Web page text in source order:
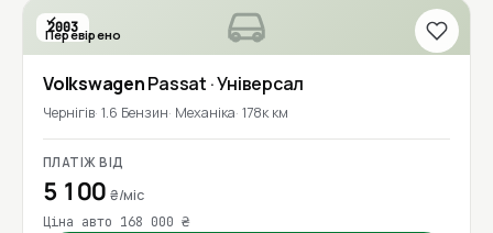
2003
Перевірено
VolkswagenPassat · Універсал
Чернігів 1.6 Бензин Механіка 178к км
ПЛАТІЖ ВІД
5 100₴/міс
Ціна авто 168 000 ₴